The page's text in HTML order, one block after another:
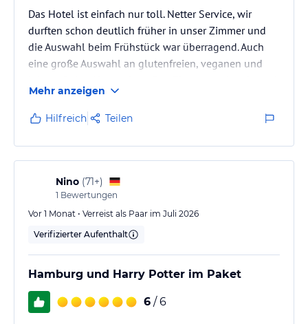
Das Hotel ist einfach nur toll. Netter Service, wir
durften schon deutlich früher in unser Zimmer und
die Auswahl beim Frühstück war überragend. Auch
eine große Auswahl an glutenfreien, veganen und
sehr sauber. Gratis Wasser, Tee und Kaffee. Insgesamt
ein toller Urlaub!
Mehr anzeigen
Hilfreich Teilen
Nino (71+)
1 Bewertungen
Vor 1 Monat • Verreist als Paar im Juli 2026
Verifizierter Aufenthalt
Hamburg und Harry Potter im Paket
6 / 6